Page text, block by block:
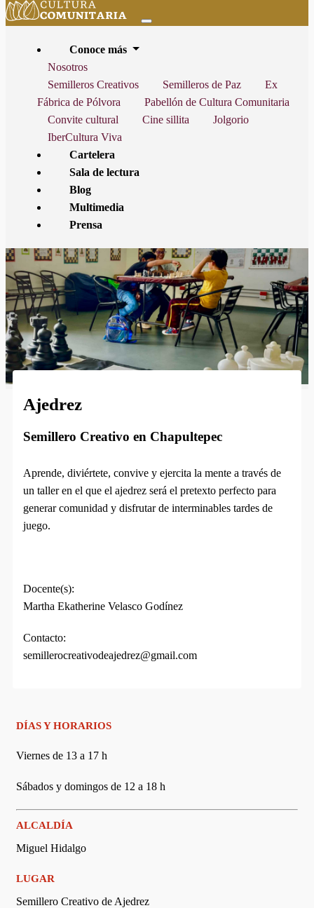
Conoce más
Nosotros
Semilleros Creativos
Semilleros de Paz
Ex
Fábrica de Pólvora
Pabellón de Cultura Comunitaria
Convite cultural
Cine sillita
Jolgorio
IberCultura Viva
Cartelera
Sala de lectura
Blog
Multimedia
Prensa
CARTELERA AJEDREZ
CIUDAD DE MÉXICO
COMUNITARIA
Ajedrez
Semillero Creativo en Chapultepec
Aprende, diviértete, convive y ejercita la mente a través de
un taller en el que el ajedrez será el pretexto perfecto para
generar comunidad y disfrutar de interminables tardes de
juego.
Docente(s):
Martha Ekatherine Velasco Godínez
Contacto:
semillerocreativodeajedrez@gmail.com
DÍAS Y HORARIOS
Viernes de 13 a 17 h
Sábados y domingos de 12 a 18 h
ALCALDÍA
Miguel Hidalgo
LUGAR
Semillero Creativo de Ajedrez